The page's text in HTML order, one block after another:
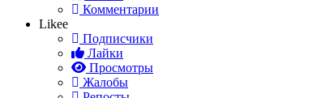
Комментарии
Likee
Подписчики
Лайки
Просмотры
Жалобы